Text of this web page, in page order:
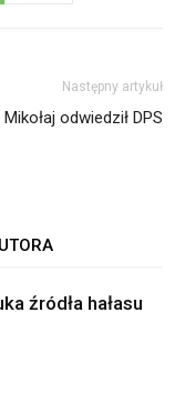
Następny artykuł
odwiedził DPS
źródła hałasu